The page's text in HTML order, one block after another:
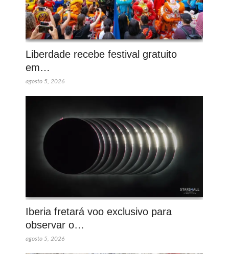
Liberdade recebe festival gratuito
em…
agosto 5, 2026
Iberia fretará voo exclusivo para
observar o…
agosto 5, 2026